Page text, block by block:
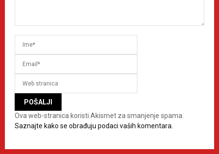
Ova web-stranica koristi Akismet za smanjenje spama.
Saznajte kako se obrađuju podaci vaših komentara.